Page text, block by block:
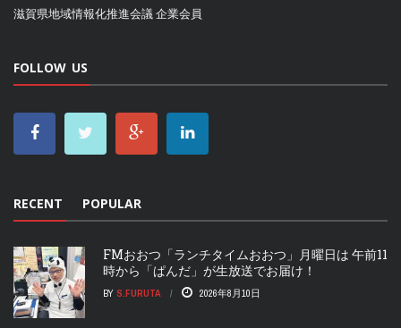
滋賀県地域情報化推進会議企業会員
FOLLOW US
RECENT POPULAR
FMおおつ「ランチタイムおおつ」月曜日は 午前11
時から「ぱんだ」が生放送でお届け！
BY S.FURUTA 2026年8月10日